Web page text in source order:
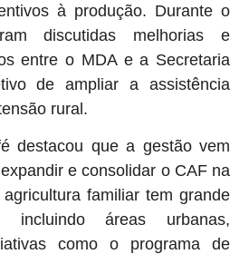
à produção. Durante o
discutidas melhorias e
entre o MDA e a Secretaria
de ampliar a assistência
rural.
destacou que a gestão vem
e consolidar o CAF na
familiar tem grande
incluindo áreas urbanas,
como o programa de